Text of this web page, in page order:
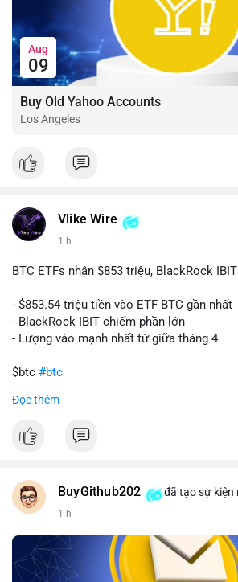
Aug
09
Buy Old Yahoo Accounts
Los Angeles
Vlike Wire
1 h
BTC ETFs nhận $853 triệu, BlackRock
- $853.54 triệu tiền vào ETF BTC gần nhất
- BlackRock IBIT chiếm phần lớn
- Lượng vào mạnh nhất từ giữa tháng 4
$btc #btc
#vlikevn
📰 Nguồn: CoinDesk
Đọc thêm
BuyGithub202 đã tạo sự kiện
1 h